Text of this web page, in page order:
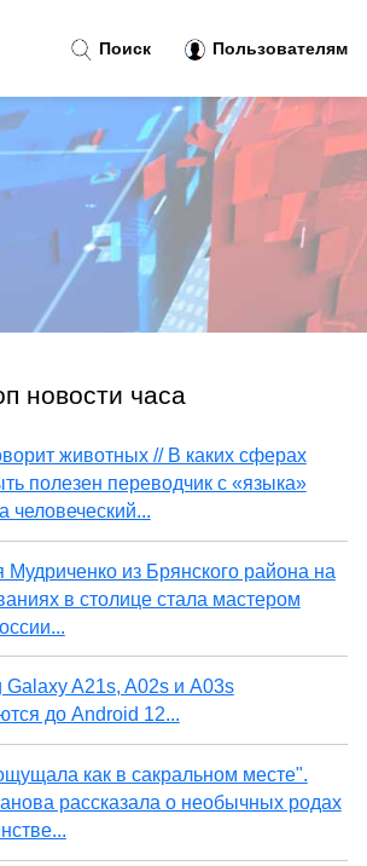
новости часа
животных // В каких сферах
полезен переводчик с «языка»
человеческий...
Мудриченко из Брянского района на
в столице стала мастером
Galaxy A21s, A02s и A03s
до Android 12...
как в сакральном месте".
рассказала о необычных родах
Поиск Пользователям